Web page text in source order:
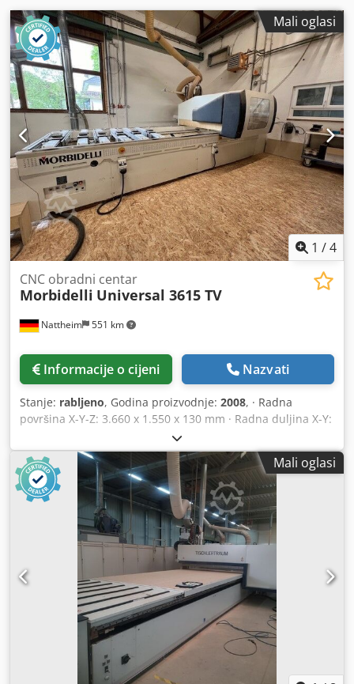
Mali oglasi
1 /4
Nattheim 551 km
CNC obradni centar
Morbidelli Universal 3615 TV
Informacije o cijeni Nazvati
Stanje: rabljeno, Godina proizvodnje: 2008, · Radna
površina X-Y-Z: 3.660 x 1.550 x 130 mm · Radna duljina X-Y:
4.200 x 2.000 mm Opis jedinica i pribora (baza) Struktura
osnovnog tijela je monolitna konstrukcija izrađena od
čelika debelih stijenki. Ukrućen je zavarenim trokutastim
pločama po cijelom postolju stroja i stoga je izuzetno
stabilan. Oblik trokuta koji se koristi za nosive dijelove, s
velikom bazom, tajna je osiguravanja trajne preciznosti i
stabilnosti. Raspored stroja omogućuje korisniku
optimalan radni tijek unatoč minimalnom prostoru. Ovako
konstruirano osnovno tijelo stoga nudi jedinici za obradu
uravnoteženu i sigurnu bazu s posebno dobrom
raspodjelom opterećenja. Nosač mobilnog agregata u
portalnoj izvedbi izgrađen je od čvrstog monobloka.
Postavlja se u smjeru X na prizmatično brušenim
vodilicama preko kružnih kugličnih klizača. Na ovom
nosaču mobilne jedinice, radna jedinica je pak montirana
Mali oglasi